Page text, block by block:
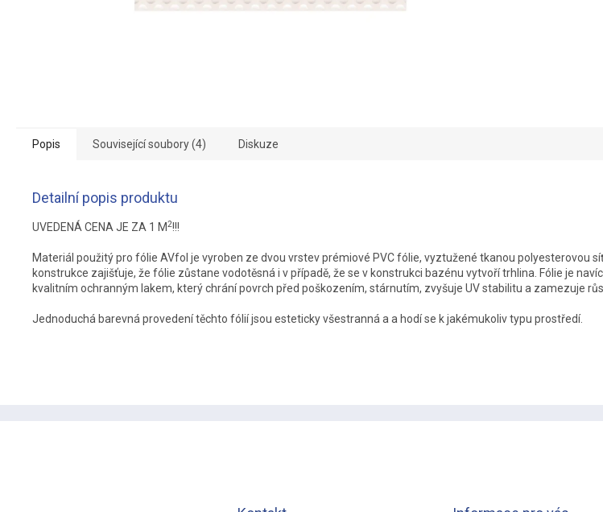
Popis Související soubory (4) Diskuze
Detailní popis produktu
UVEDENÁ CENA JE ZA 1 M2!!!
Materiál použitý pro fólie AVfol je vyroben ze dvou vrstev prémiové PVC fólie, vyztužené tkanou polyesterovou
konstrukce zajišťuje, že fólie zůstane vodotěsná i v případě, že se v konstrukci bazénu vytvoří trhlina. Fólie je
kvalitním ochranným lakem, který chrání povrch před poškozením, stárnutím, zvyšuje UV stabilitu a zamezuje
Jednoduchá barevná provedení těchto fólií jsou esteticky všestranná a a hodí se k jakémukoliv typu prostředí.